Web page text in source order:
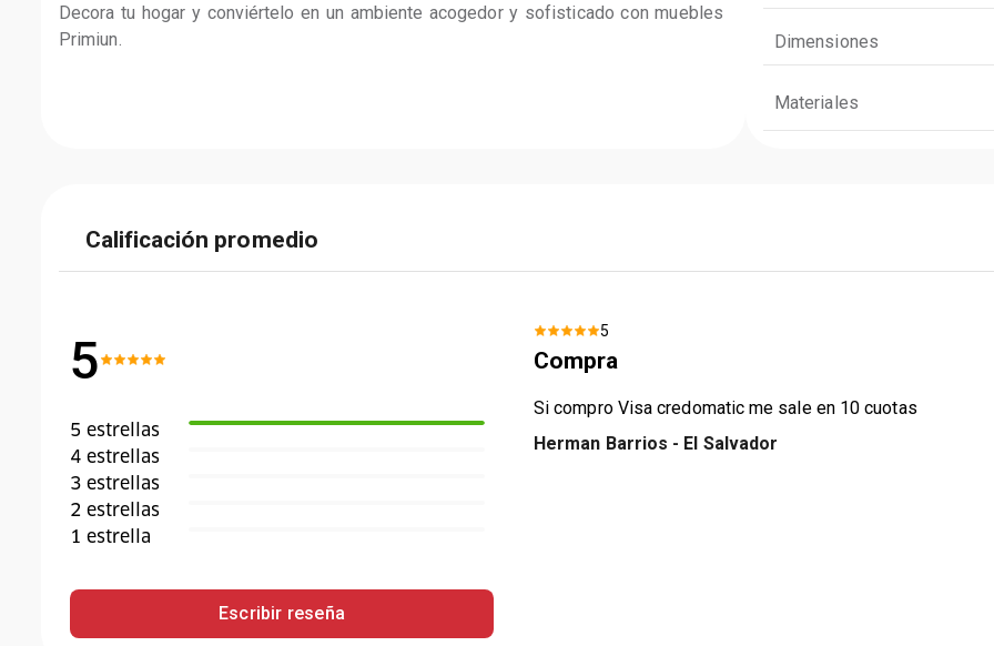
Decora tu hogar y conviértelo en un ambiente acogedor y sofisticado con muebles
Primiun.
Dimensiones
Materiales
Calificación promedio
5
5 estrellas
4 estrellas
3 estrellas
2 estrellas
1 estrella
Escribir reseña
5
Compra
Si compro Visa credomatic me sale en 10 cuotas
Herman Barrios - El Salvador